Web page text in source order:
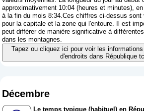
approximativement 10:04 (heures et minutes),
à la fin du mois 8:34.Ces chiffres ci-dessus sont
pour la capitale et la zone qui l'entoure. Il est
peut différer de manière significative à
dans les montagnes.
Tapez ou cliquez ici pour voir les
d'endroits dans République
Décembre
Le temps typique (habituel) en